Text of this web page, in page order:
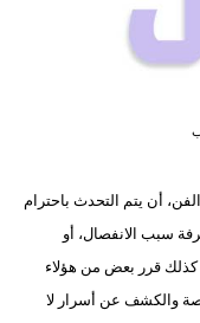
أن يتم التحدث باحترام
سبب الانفصال، أو
كذلك قرر بعض من هؤلاء
والكشف عن أسرار لا